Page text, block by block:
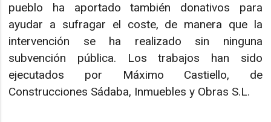
pueblo ha aportado también donativos para
ayudar a sufragar el coste, de manera que la
intervención se ha realizado sin ninguna
subvención pública. Los trabajos han sido
ejecutados por Máximo Castiello, de
Construcciones Sádaba, Inmuebles y Obras S.L.